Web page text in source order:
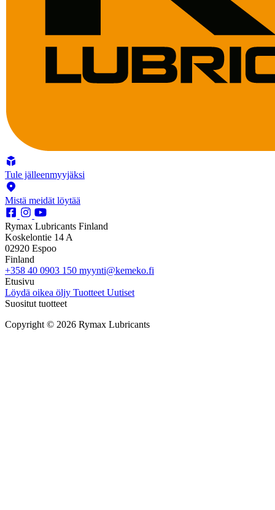
Tule jälleenmyyjäksi
Mistä meidät löytää
Rymax Lubricants Finland
Koskelontie 14 A
02920 Espoo
Finland
+358 40 0903 150 myynti@kemeko.fi
Etusivu
Löydä oikea öljy Tuotteet Uutiset
Suositut tuotteet
Copyright © 2026 Rymax Lubricants